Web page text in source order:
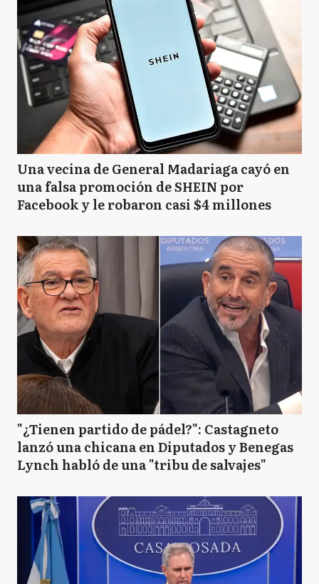
Una vecina de General Madariaga cayó en
una falsa promoción de SHEIN por
Facebook y le robaron casi $4 millones
"¿Tienen partido de pádel?": Castagneto
lanzó una chicana en Diputados y Benegas
Lynch habló de una "tribu de salvajes"